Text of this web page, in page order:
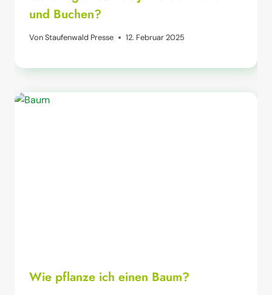
und Buchen?
VonStaufenwald Presse 12. Februar 2025
Wie pflanze ich einen Baum?